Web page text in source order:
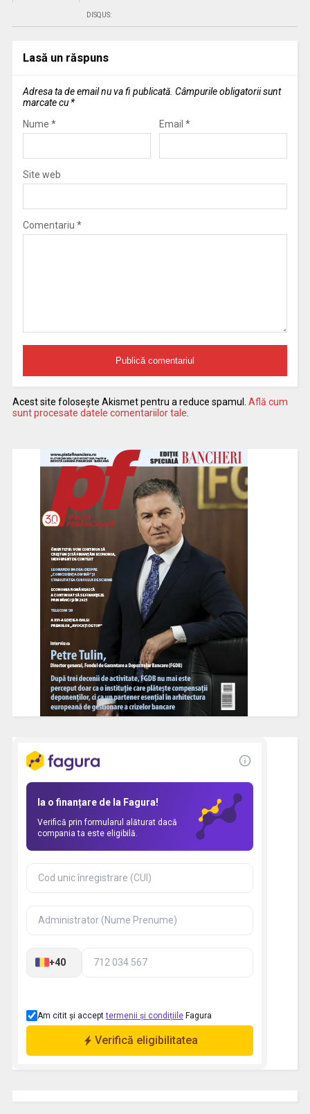
DISQUS:
Lasă un răspuns
Adresa ta de email nu va fi publicată. Câmpurile obligatorii sunt
marcate cu *
Nume * Email *
Site web
Comentariu *
Acest site folosește Akismet pentru a reduce spamul. Află cum
sunt procesate datele comentariilor tale